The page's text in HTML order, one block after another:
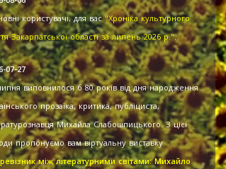
користувачі, для вас"Хроніка культурного
Закарпатської області за липень 2026 р.".
07-27
виповнилося б 80 років від дня народження
прозаїка, критика, публіциста,
Михайла Слабошпицького. З цієї
пропонуємо вам віртуальну виставку
між літературними світами: Михайло